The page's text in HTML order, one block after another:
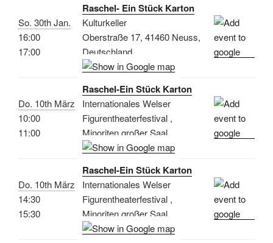
So. 30th Jan.
16:00
17:00
Raschel- Ein Stück Karton
Kulturkeller
Oberstraße 17, 41460 Neuss,
Deutschland
Do. 10th März
10:00
11:00
Raschel-Ein Stück Karton
Internationales Welser
Figurentheaterfestival ,
Minoriten großer Saal
Do. 10th März
14:30
15:30
Raschel-Ein Stück Karton
Internationales Welser
Figurentheaterfestival ,
Minoriten großer Saal